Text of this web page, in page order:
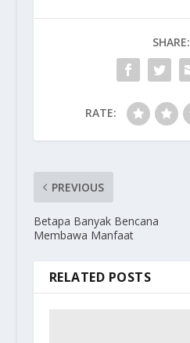
SHARE:
RATE:
PREVIOUS
Betapa Banyak Bencana
Membawa Manfaat
RELATED POSTS